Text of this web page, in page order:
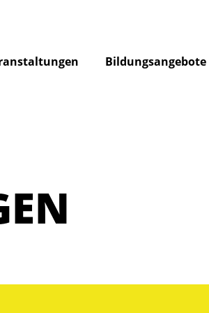
Bildungsangebote